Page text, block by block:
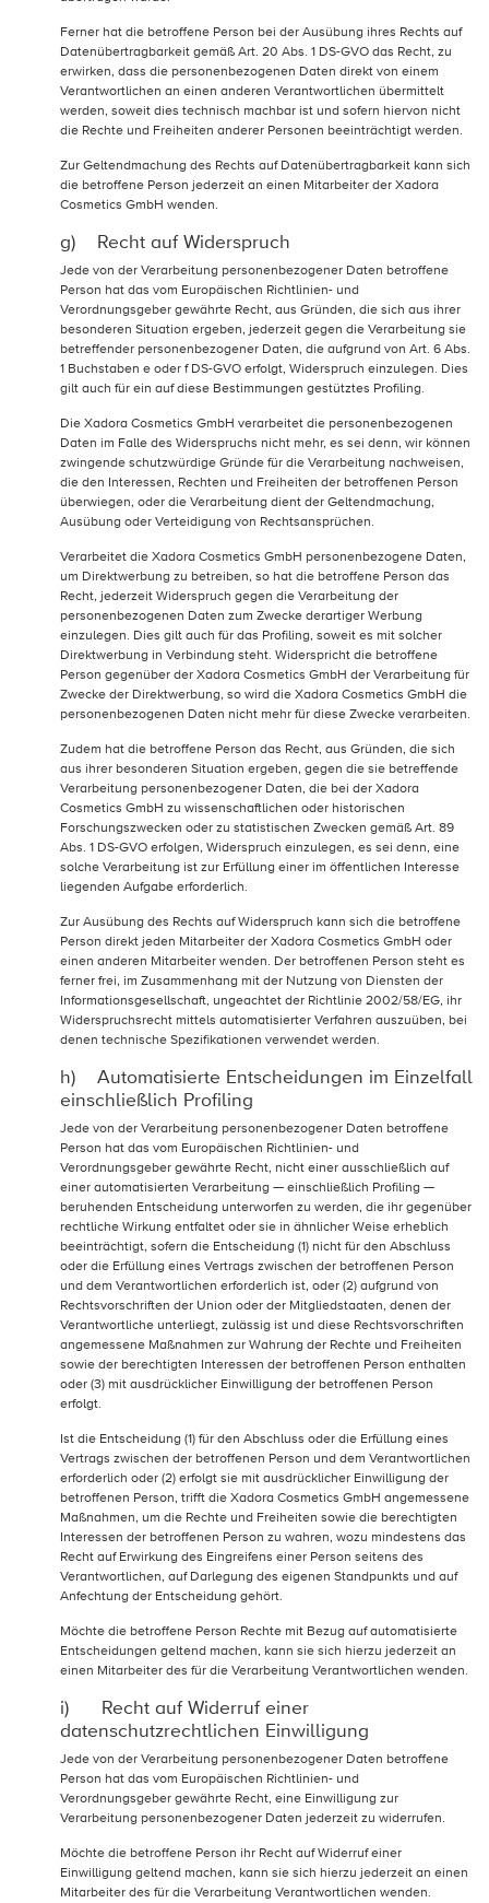
Ferner hat die betroffene Person bei der Ausübung ihres Rechts auf
Datenübertragbarkeit gemäß Art. 20 Abs. 1 DS-GVO das Recht, zu
erwirken, dass die personenbezogenen Daten direkt von einem
Verantwortlichen an einen anderen Verantwortlichen übermittelt
werden, soweit dies technisch machbar ist und sofern hiervon nicht
die Rechte und Freiheiten anderer Personen beeinträchtigt werden.
Zur Geltendmachung des Rechts auf Datenübertragbarkeit kann sich
die betroffene Person jederzeit an einen Mitarbeiter der Xadora
Cosmetics GmbH wenden.
g) Recht auf Widerspruch
Jede von der Verarbeitung personenbezogener Daten betroffene
Person hat das vom Europäischen Richtlinien- und
Verordnungsgeber gewährte Recht, aus Gründen, die sich aus ihrer
besonderen Situation ergeben, jederzeit gegen die Verarbeitung sie
betreffender personenbezogener Daten, die aufgrund von Art. 6 Abs.
1 Buchstaben e oder f DS-GVO erfolgt, Widerspruch einzulegen. Dies
gilt auch für ein auf diese Bestimmungen gestütztes Profiling.
Die Xadora Cosmetics GmbH verarbeitet die personenbezogenen
Daten im Falle des Widerspruchs nicht mehr, es sei denn, wir können
zwingende schutzwürdige Gründe für die Verarbeitung nachweisen,
die den Interessen, Rechten und Freiheiten der betroffenen Person
überwiegen, oder die Verarbeitung dient der Geltendmachung,
Ausübung oder Verteidigung von Rechtsansprüchen.
Verarbeitet die Xadora Cosmetics GmbH personenbezogene Daten,
um Direktwerbung zu betreiben, so hat die betroffene Person das
Recht, jederzeit Widerspruch gegen die Verarbeitung der
personenbezogenen Daten zum Zwecke derartiger Werbung
einzulegen. Dies gilt auch für das Profiling, soweit es mit solcher
Direktwerbung in Verbindung steht. Widerspricht die betroffene
Person gegenüber der Xadora Cosmetics GmbH der Verarbeitung für
Zwecke der Direktwerbung, so wird die Xadora Cosmetics GmbH die
personenbezogenen Daten nicht mehr für diese Zwecke verarbeiten.
Zudem hat die betroffene Person das Recht, aus Gründen, die sich
aus ihrer besonderen Situation ergeben, gegen die sie betreffende
Verarbeitung personenbezogener Daten, die bei der Xadora
Cosmetics GmbH zu wissenschaftlichen oder historischen
Forschungszwecken oder zu statistischen Zwecken gemäß Art. 89
Abs. 1 DS-GVO erfolgen, Widerspruch einzulegen, es sei denn, eine
solche Verarbeitung ist zur Erfüllung einer im öffentlichen Interesse
liegenden Aufgabe erforderlich.
Zur Ausübung des Rechts auf Widerspruch kann sich die betroffene
Person direkt jeden Mitarbeiter der Xadora Cosmetics GmbH oder
einen anderen Mitarbeiter wenden. Der betroffenen Person steht es
ferner frei, im Zusammenhang mit der Nutzung von Diensten der
Informationsgesellschaft, ungeachtet der Richtlinie 2002/58/EG, ihr
Widerspruchsrecht mittels automatisierter Verfahren auszuüben, bei
denen technische Spezifikationen verwendet werden.
h) Automatisierte Entscheidungen im Einzelfall
einschließlich Profiling
Jede von der Verarbeitung personenbezogener Daten betroffene
Person hat das vom Europäischen Richtlinien- und
Verordnungsgeber gewährte Recht, nicht einer ausschließlich auf
einer automatisierten Verarbeitung — einschließlich Profiling —
beruhenden Entscheidung unterworfen zu werden, die ihr gegenüber
rechtliche Wirkung entfaltet oder sie in ähnlicher Weise erheblich
beeinträchtigt, sofern die Entscheidung (1) nicht für den Abschluss
oder die Erfüllung eines Vertrags zwischen der betroffenen Person
und dem Verantwortlichen erforderlich ist, oder (2) aufgrund von
Rechtsvorschriften der Union oder der Mitgliedstaaten, denen der
Verantwortliche unterliegt, zulässig ist und diese Rechtsvorschriften
angemessene Maßnahmen zur Wahrung der Rechte und Freiheiten
sowie der berechtigten Interessen der betroffenen Person enthalten
oder (3) mit ausdrücklicher Einwilligung der betroffenen Person
erfolgt.
Ist die Entscheidung (1) für den Abschluss oder die Erfüllung eines
Vertrags zwischen der betroffenen Person und dem Verantwortlichen
erforderlich oder (2) erfolgt sie mit ausdrücklicher Einwilligung der
betroffenen Person, trifft die Xadora Cosmetics GmbH angemessene
Maßnahmen, um die Rechte und Freiheiten sowie die berechtigten
Interessen der betroffenen Person zu wahren, wozu mindestens das
Recht auf Erwirkung des Eingreifens einer Person seitens des
Verantwortlichen, auf Darlegung des eigenen Standpunkts und auf
Anfechtung der Entscheidung gehört.
Möchte die betroffene Person Rechte mit Bezug auf automatisierte
Entscheidungen geltend machen, kann sie sich hierzu jederzeit an
einen Mitarbeiter des für die Verarbeitung Verantwortlichen wenden.
i) Recht auf Widerruf einer
datenschutzrechtlichen Einwilligung
Jede von der Verarbeitung personenbezogener Daten betroffene
Person hat das vom Europäischen Richtlinien- und
Verordnungsgeber gewährte Recht, eine Einwilligung zur
Verarbeitung personenbezogener Daten jederzeit zu widerrufen.
Möchte die betroffene Person ihr Recht auf Widerruf einer
Einwilligung geltend machen, kann sie sich hierzu jederzeit an einen
Mitarbeiter des für die Verarbeitung Verantwortlichen wenden.